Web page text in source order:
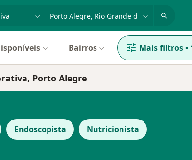
Bairros Mais filtros•
Porto Alegre
Endoscopista Nutricionista